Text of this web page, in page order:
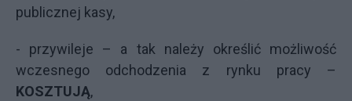
publicznej kasy,
- przywileje – a tak należy określić możliwość
wczesnego odchodzenia z rynku pracy –
KOSZTUJĄ,